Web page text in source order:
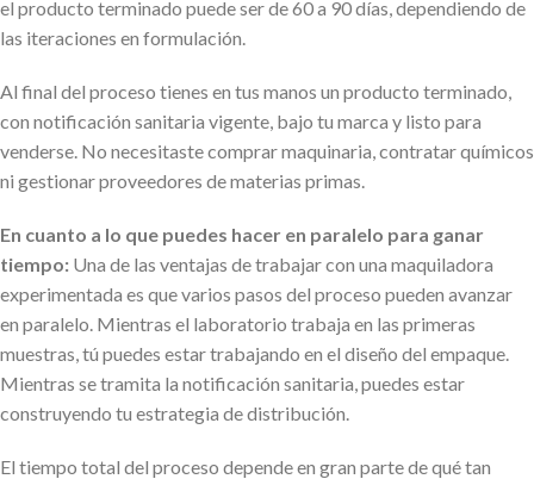
el producto terminado puede ser de 60 a 90 días, dependiendo de
las iteraciones en formulación.
Al final del proceso tienes en tus manos un producto terminado,
con notificación sanitaria vigente, bajo tu marca y listo para
venderse. No necesitaste comprar maquinaria, contratar químicos
ni gestionar proveedores de materias primas.
En cuanto a lo que puedes hacer en paralelo para ganar
tiempo: Una de las ventajas de trabajar con una maquiladora
experimentada es que varios pasos del proceso pueden avanzar
en paralelo. Mientras el laboratorio trabaja en las primeras
muestras, tú puedes estar trabajando en el diseño del empaque.
Mientras se tramita la notificación sanitaria, puedes estar
construyendo tu estrategia de distribución.
El tiempo total del proceso depende en gran parte de qué tan